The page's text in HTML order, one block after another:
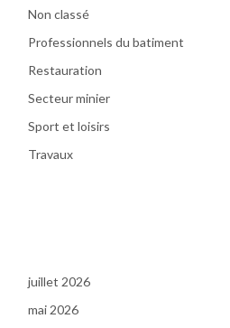
Non classé
Professionnels du batiment
Restauration
Secteur minier
Sport et loisirs
Travaux
juillet 2026
mai 2026